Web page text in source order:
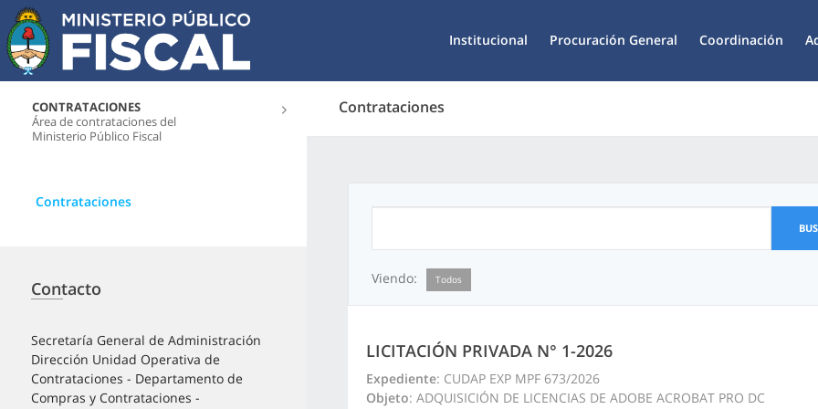
Institucional Procuración General Coordinación
CONTRATACIONES
Área de contrataciones del
Ministerio Público Fiscal
Contrataciones
Contrataciones
Contacto
Secretaría General de Administración
Dirección Unidad Operativa de
Contrataciones - Departamento de
Compras y Contrataciones -
Viendo: Todos
LICITACIÓN PRIVADA N° 1-2026
Expediente: CUDAP EXP MPF 673/2026
Objeto: ADQUISICIÓN DE LICENCIAS DE ADOBE ACROBAT PRO DC